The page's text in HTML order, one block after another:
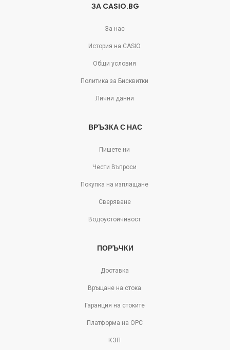
ЗА CASIO.BG
За нас
История на CASIO
Общи условия
Политика за Бисквитки
Лични данни
ВРЪЗКА С НАС
Пишете ни
Чести Въпроси
Покупка на изплащане
Сверяване
Водоустойчивост
ПОРЪЧКИ
Доставка
Връщане на стока
Гаранция на стоките
Платформа на ОРС
КЗП